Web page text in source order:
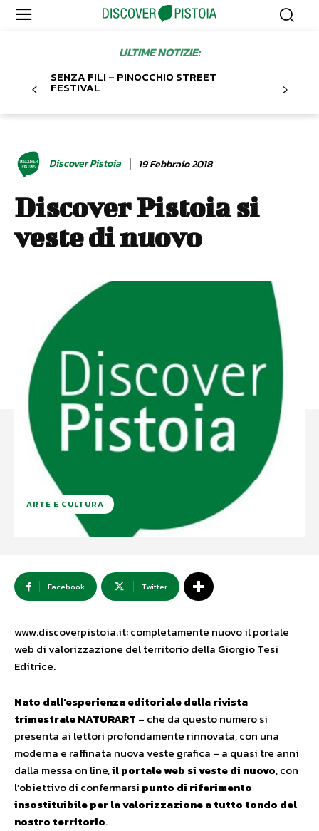
ULTIME NOTIZIE:
SENZA FILI – PINOCCHIO STREET
FESTIVAL
Discover Pistoia 19 Febbraio 2018
Discover Pistoia si
veste di nuovo
ARTE E CULTURA
Facebook Twitter
www.discoverpistoia.it: completamente nuovo il portale
web di valorizzazione del territorio della Giorgio Tesi
Editrice.
Nato dall’esperienza editoriale della rivista
trimestrale NATURART – che da questo numero si
presenta ai lettori profondamente rinnovata, con una
moderna e raffinata nuova veste grafica – a quasi tre anni
dalla messa on line,il portale web si veste di nuovo, con
l’obiettivo di confermarsi punto di riferimento
insostituibile per la valorizzazione a tutto tondo del
nostro territorio.